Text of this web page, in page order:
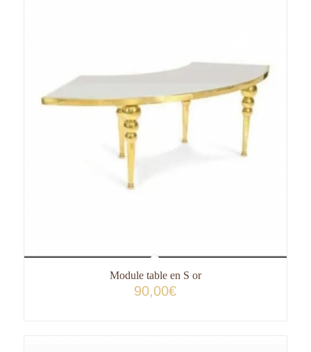
Module table en S or
90,00€